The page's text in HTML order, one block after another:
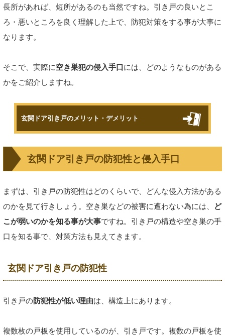
長所があれば、短所があるのも当然ですね。引き戸の良いとこ
ろ・悪いところを良く理解した上で、防犯対策をする事が大事に
なります。
そこで、実際に空き巣犯の侵入手口には、どのようなものがある
かをご紹介しますね。
玄関ドア引き戸のメリット・デメリット
玄関ドア引き戸の防犯性と侵入手口
まずは、引き戸の防犯性はどのくらいで、どんな侵入方法がある
のかを見て行きしょう。空き巣などの被害に遭わない為には、
ど
こが弱いのかを知る事が大事ですね。引き戸の構造や空き巣の手
口を知る事で、対策方法も見えてきます。
玄関ドア引き戸の防犯性
引き戸の防犯性が低い理由は、構造上にあります。
複数枚の戸板を使用しているのが、引き戸です。複数の戸板を使